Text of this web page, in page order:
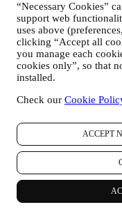
“Necessary Cookies”
support web
uses above
clicking “Accept all
you manage each
cookies only”, so that
installed.
Check our Cookie
ACCEPT
ekskluzywnych
zorganizowanych
może być
się mu spodobać,
szczegółowych,
lokalizacja albo
dane użytkownika,
zainteresowania.
bardziej adekwatne
innych skutków.
dotyczące
korzystając ze
technologii (w tym
ułatwiających
rodzaju